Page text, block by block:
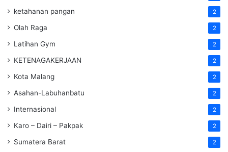
ketahanan pangan 2
Olah Raga 2
Latihan Gym 2
KETENAGAKERJAAN 2
Kota Malang 2
Asahan-Labuhanbatu 2
Internasional 2
Karo – Dairi – Pakpak 2
Sumatera Barat 2